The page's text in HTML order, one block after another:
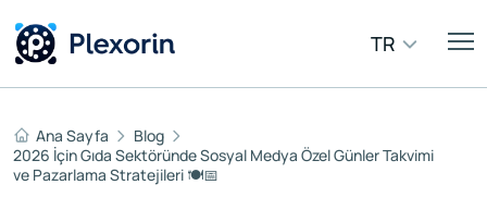
TR
Ana Sayfa
Blog
2026 İçin Gıda Sektöründe Sosyal Medya Özel Günler Takvimi
ve Pazarlama Stratejileri 🍽️📅